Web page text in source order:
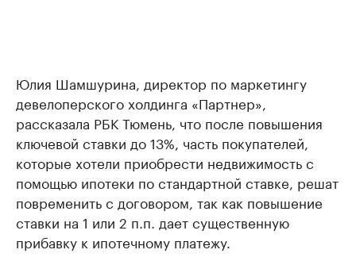
Юлия Шамшурина, директор по маркетингу
девелоперского холдинга «Партнер»,
рассказала РБК Тюмень, что после повышения
ключевой ставки до 13%, часть покупателей,
которые хотели приобрести недвижимость с
помощью ипотеки по стандартной ставке, решат
повременить с договором, так как повышение
ставки на 1 или 2 п.п. дает существенную
прибавку к ипотечному платежу.